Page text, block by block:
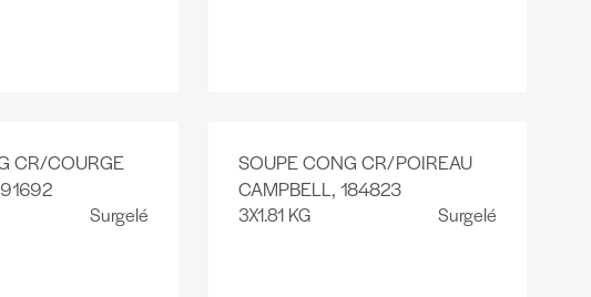
CR/COURGE
Surgelé
SOUPE CONG CR/POIREAU
CAMPBELL, 184823
3X1.81 KG Surgelé